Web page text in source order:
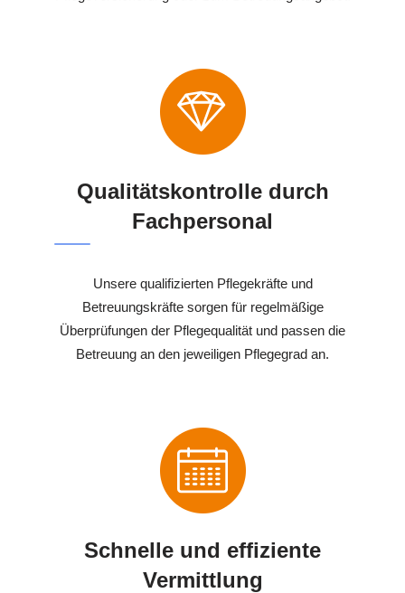
Qualitätskontrolle durch
Fachpersonal
Unsere qualifizierten Pflegekräfte und
Betreuungskräfte sorgen für regelmäßige
Überprüfungen der Pflegequalität und passen die
Betreuung an den jeweiligen Pflegegrad an.
Schnelle und effiziente
Vermittlung